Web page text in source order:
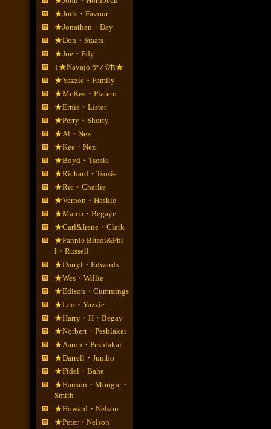
★Jock・Favour
★Jonathan・Day
★Don・Staats
★Joe・Edy
↓★Navajo ナバホ★
★Yazzie・Family
★McKee・Platero
★Ernie・Lister
★Perry・Shorty
★Al・Nez
★Kee・Nez
★Boyd・Tsosie
★Richard・Tsosie
★Ric・Charlie
★Vernon・Haskie
★Marco・Begaye
★Carl&Irene・Clark
★Fannie Bitsoi&Phi
l・Russell
★Darryl・Edwards
★Wes・Willie
★Edison・Cummings
★Leo・Yazzie
★Harry・H・Begay
★Norbert・Peshlakai
★Aaron・Peshlakai
★Darrell・Jumbo
★Fidel・Bahe
★Hanson・Moogie・
Smith
★Howard・Nelson
★Peter・Nelson